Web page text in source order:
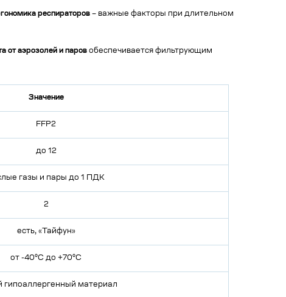
респираторов – важные факторы при длительном
от аэрозолей и паров обеспечивается фильтрующим
Значение
FFP2
до 12
газы и пары до 1 ПДК
2
есть, «Тайфун»
от -40°С до +70°С
гипоаллергенный материал